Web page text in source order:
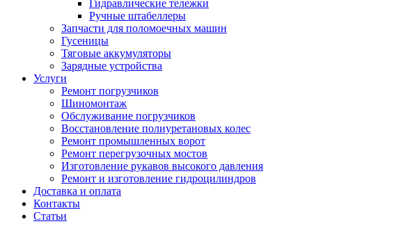
Гидравлические тележки
Ручные штабеллеры
Запчасти для поломоечных машин
Гусеницы
Тяговые аккумуляторы
Зарядные устройства
Услуги
Ремонт погрузчиков
Шиномонтаж
Обслуживание погрузчиков
Восстановление полиуретановых колес
Ремонт промышленных ворот
Ремонт перегрузочных мостов
Изготовление рукавов высокого давления
Ремонт и изготовление гидроцилиндров
Доставка и оплата
Контакты
Статьи